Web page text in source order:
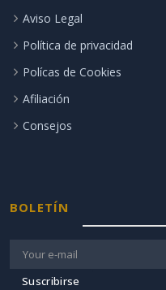
Aviso Legal
Política de privacidad
Polícas de Cookies
Afiliación
Consejos
BOLETÍN
Suscribirse